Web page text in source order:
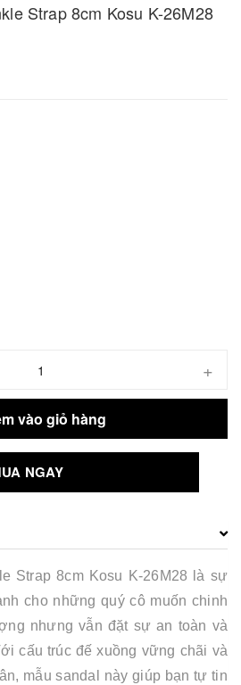
Strap 8cm Kosu K-26M28
+
vào giỏ hàng
NGAY
Strap 8cm Kosu K-26M28 là sự
cho những quý cô muốn chinh
nhưng vẫn đặt sự an toàn và
cấu trúc đế xuồng vững chãi và
mẫu sandal này giúp bạn tự tin